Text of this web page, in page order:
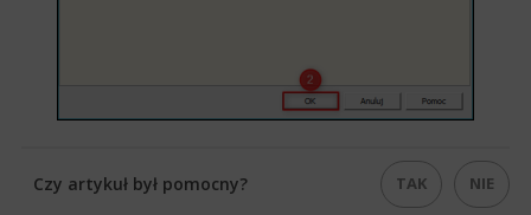
Czy artykuł był pomocny? TAK NIE